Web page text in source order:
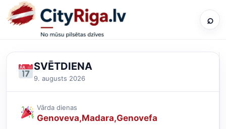
⌕
SVĒTDIENA
9. augusts 2026
Vārda dienas
Genoveva Madara Genovefa